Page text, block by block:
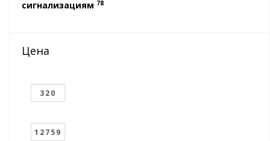
сигнализациям 78
Цена